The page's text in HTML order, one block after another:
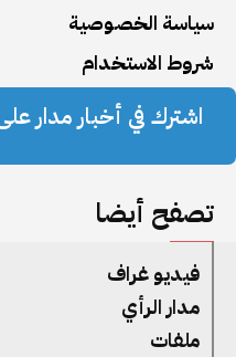
سياسة الخصوصية
شروط الاستخدام
اشترك في أخبار مدار
تصفح أيضا
فيديو غراف
مدار الرأي
ملفات